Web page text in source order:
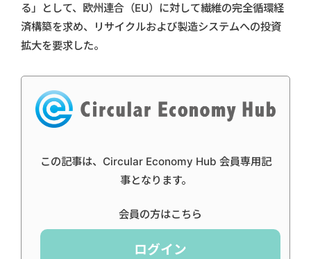
る」として、欧州連合（EU）に対して繊維の完全循環経
済構築を求め、リサイクルおよび製造システムへの投資
拡大を要求した。
この記事は、Circular Economy Hub 会員専用記
事となります。
会員の方はこちら
ログイン